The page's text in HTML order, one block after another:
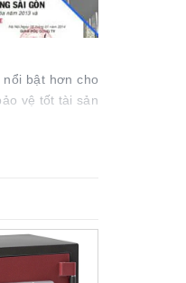
bật hơn cho
vệ tốt tài sản